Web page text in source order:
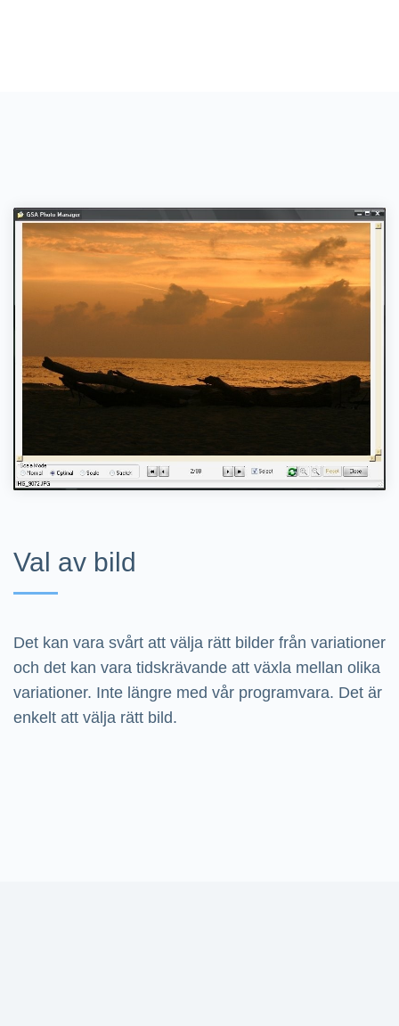
Val av bild
Det kan vara svårt att välja rätt bilder från variationer
och det kan vara tidskrävande att växla mellan olika
variationer. Inte längre med vår programvara. Det är
enkelt att välja rätt bild.